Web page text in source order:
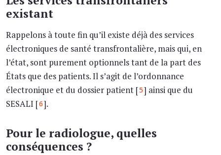
existant
Rappelons à toute fin qu’il existe déjà des services
électroniques de santé transfrontalière, mais qui, en
l’état, sont purement optionnels tant de la part des
États que des patients. Il s’agit de l’ordonnance
électronique et du dossier patient [5] ainsi que du
SESALI [6].
Pour le radiologue, quelles
conséquences ?